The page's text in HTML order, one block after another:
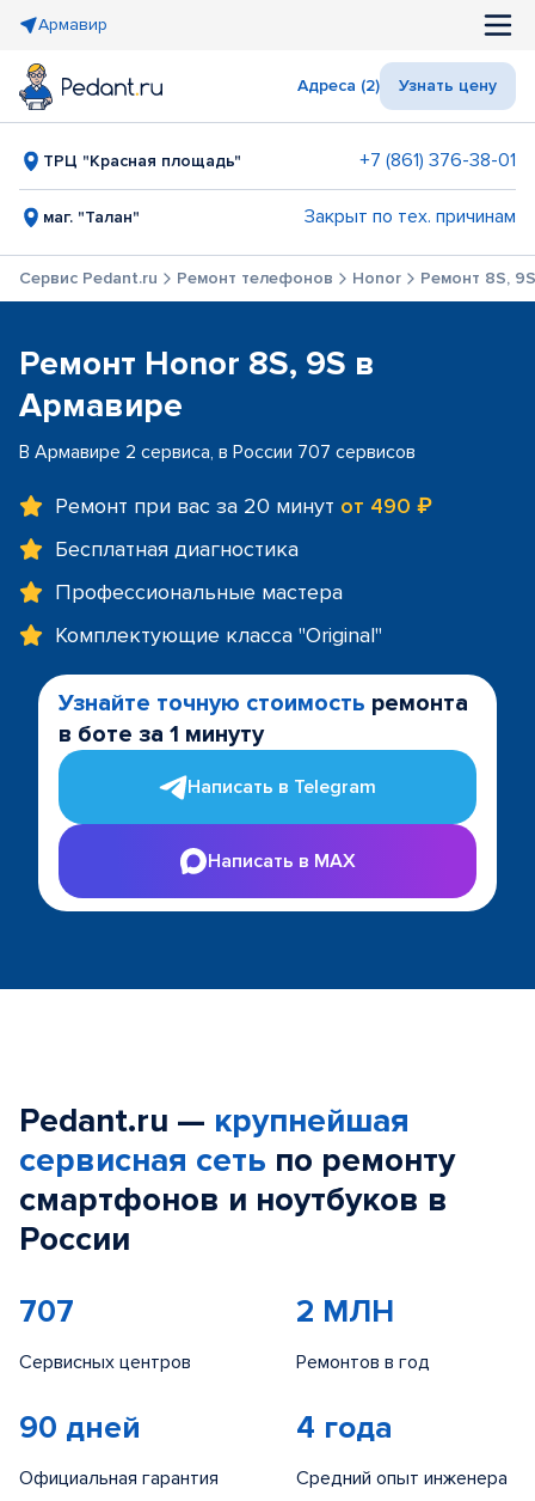
Армавир
Адреса (2) Узнать цену
ТРЦ "Красная площадь" +7 (861) 376-38-01
маг. "Талан" Закрыт по тех. причинам
Сервис Pedant.ru Ремонт телефонов Honor Ремонт 8S, 9S
Ремонт Honor 8S, 9S в
Армавире
В Армавире 2 сервиса, в России 707 сервисов
Ремонт при вас за 20 минут от 490 ₽
Бесплатная диагностика
Профессиональные мастера
Комплектующие класса "Original"
Узнайте точную стоимость ремонта
в боте за 1 минуту
Написать в Telegram
Написать в MAX
Pedant.ru — крупнейшая
сервисная сеть по ремонту
смартфонов и ноутбуков в
России
707
Сервисных центров
2 МЛН
Ремонтов в год
90 дней
Официальная гарантия
4 года
Средний опыт инженера